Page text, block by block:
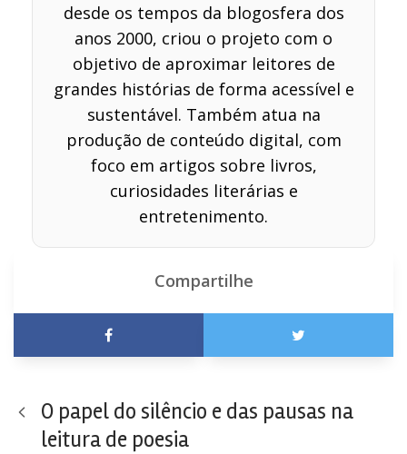
desde os tempos da blogosfera dos
anos 2000, criou o projeto com o
objetivo de aproximar leitores de
grandes histórias de forma acessível e
sustentável. Também atua na
produção de conteúdo digital, com
foco em artigos sobre livros,
curiosidades literárias e
entretenimento.
Compartilhe
O papel do silêncio e das pausas na
leitura de poesia